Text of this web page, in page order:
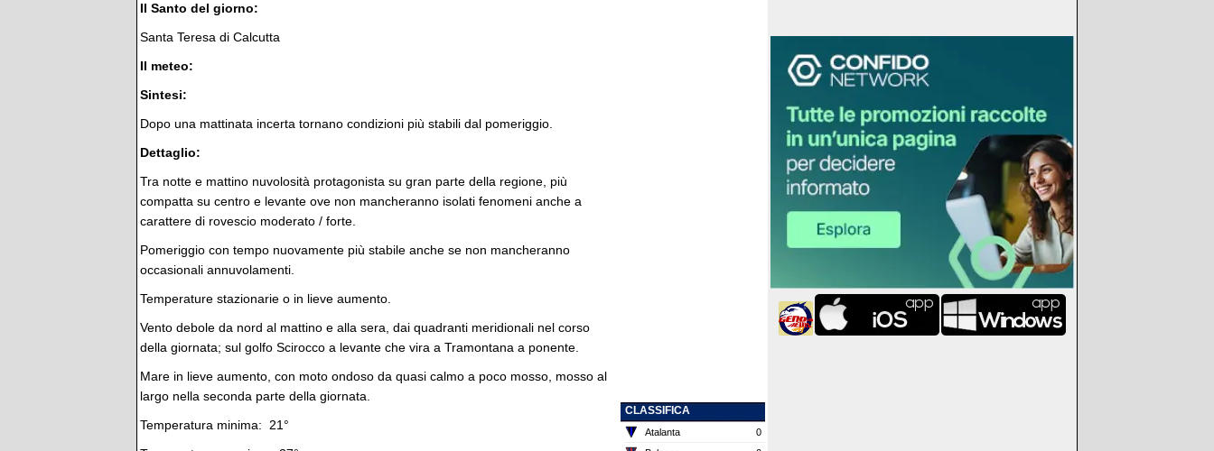
Il Santo del giorno:
Santa Teresa di Calcutta
Il meteo:
Sintesi:
Dopo una mattinata incerta tornano condizioni più stabili dal pomeriggio.
Dettaglio:
Tra notte e mattino nuvolosità protagonista su gran parte della regione, più
compatta su centro e levante ove non mancheranno isolati fenomeni anche a
carattere di rovescio moderato / forte.
Pomeriggio con tempo nuovamente più stabile anche se non mancheranno
occasionali annuvolamenti.
Temperature stazionarie o in lieve aumento.
Vento debole da nord al mattino e alla sera, dai quadranti meridionali nel corso
della giornata; sul golfo Scirocco a levante che vira a Tramontana a ponente.
Mare in lieve aumento, con moto ondoso da quasi calmo a poco mosso, mosso al
largo nella seconda parte della giornata.
Temperatura minima: 21°
CLASSIFICA
Atalanta
0